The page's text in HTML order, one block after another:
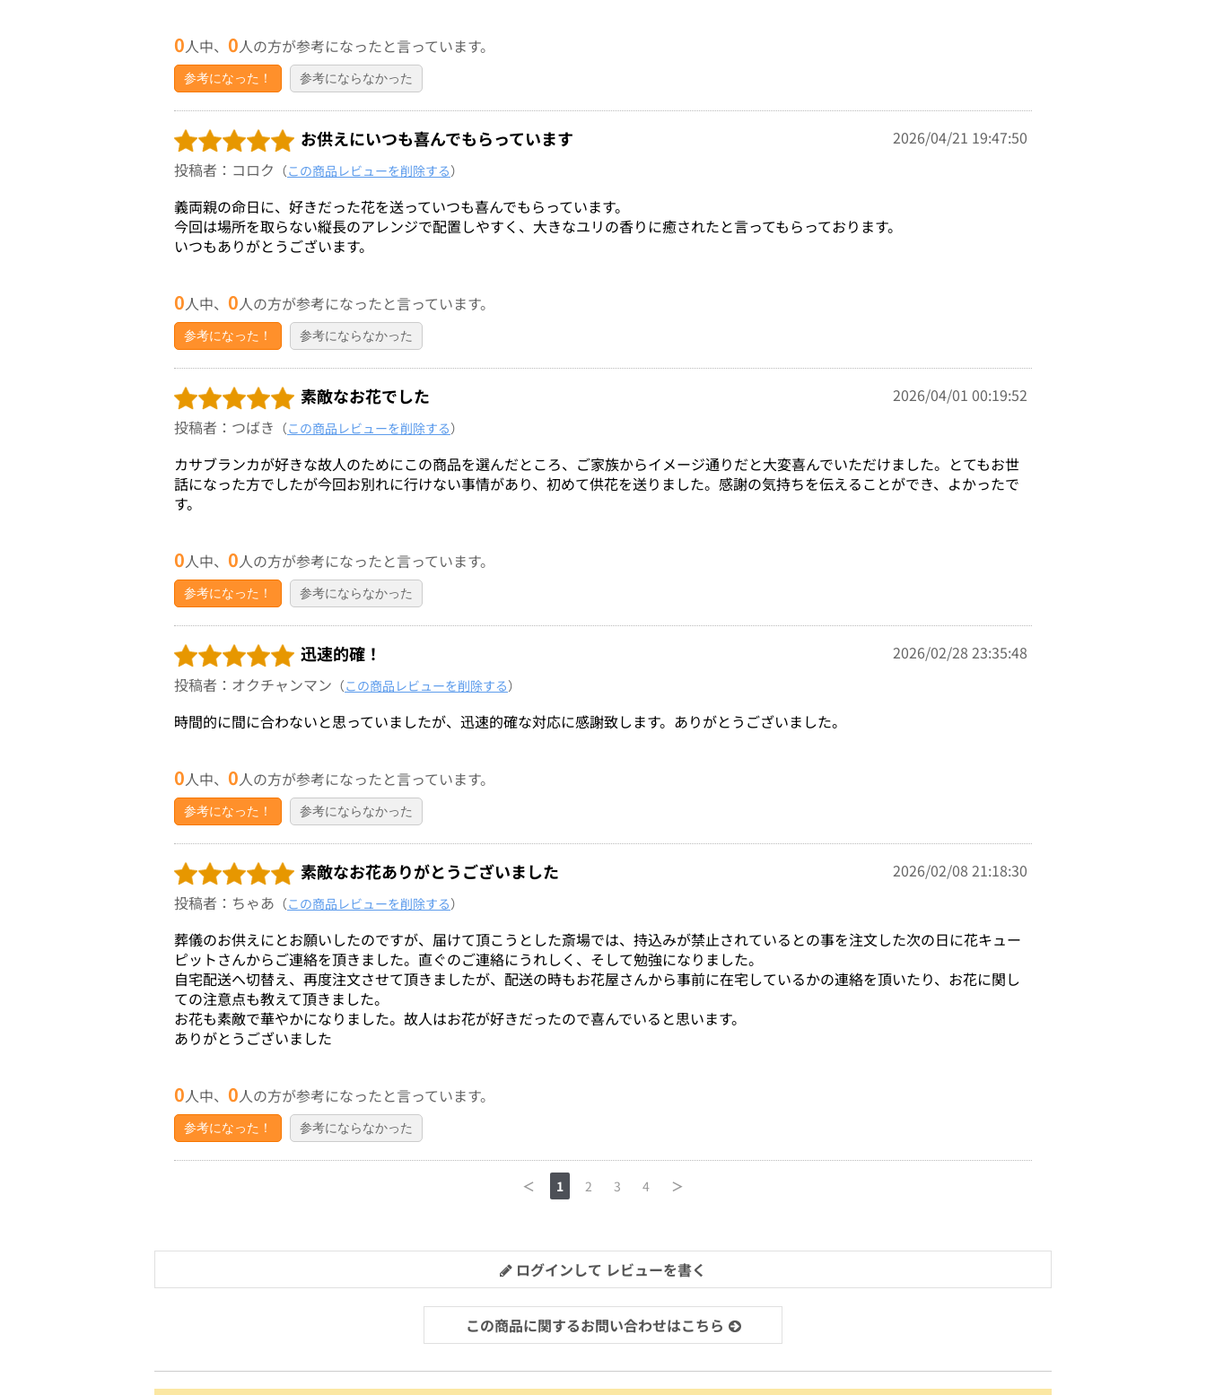
0人中、 0人の方が参考になったと言っています。
参考になった！ 参考にならなかった
お供えにいつも喜んでもらっています
2026/04/21 19:47:50
投稿者：コロク （この商品レビューを削除する）
義両親の命日に、好きだった花を送っていつも喜んでもらっています。
今回は場所を取らない縦長のアレンジで配置しやすく、大きなユリの香りに癒されたと言ってもらっております。
いつもありがとうございます。
0人中、 0人の方が参考になったと言っています。
参考になった！ 参考にならなかった
素敵なお花でした
2026/04/01 00:19:52
投稿者：つばき （この商品レビューを削除する）
カサブランカが好きな故人のためにこの商品を選んだところ、ご家族からイメージ通りだと大変喜んでいただけました。とてもお世
話になった方でしたが今回お別れに行けない事情があり、初めて供花を送りました。感謝の気持ちを伝えることができ、よかったで
す。
0人中、 0人の方が参考になったと言っています。
参考になった！ 参考にならなかった
迅速的確！
2026/02/28 23:35:48
投稿者：オクチャンマン （この商品レビューを削除する）
時間的に間に合わないと思っていましたが、迅速的確な対応に感謝致します。ありがとうございました。
0人中、 0人の方が参考になったと言っています。
参考になった！ 参考にならなかった
素敵なお花ありがとうございました
2026/02/08 21:18:30
投稿者：ちゃあ （この商品レビューを削除する）
葬儀のお供えにとお願いしたのですが、届けて頂こうとした斎場では、持込みが禁止されているとの事を注文した次の日に花キュー
ピットさんからご連絡を頂きました。直ぐのご連絡にうれしく、そして勉強になりました。
自宅配送へ切替え、再度注文させて頂きましたが、配送の時もお花屋さんから事前に在宅しているかの連絡を頂いたり、お花に関し
ての注意点も教えて頂きました。
お花も素敵で華やかになりました。故人はお花が好きだったので喜んでいると思います。
ありがとうございました
0人中、 0人の方が参考になったと言っています。
参考になった！ 参考にならなかった
＜ 1 2 3 4 ＞
ログインして レビューを書く
この商品に関するお問い合わせはこちら